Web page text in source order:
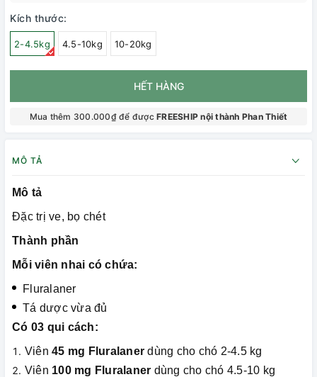
Kích thước:
2-4.5kg 4.5-10kg 10-20kg
HẾT HÀNG
Mua thêm 300.000₫ để đượcFREESHIP nội thành Phan Thiết
MÔ TẢ
Mô tả
Đặc trị ve, bọ chét
Thành phần
Mỗi viên nhai có chứa:
Fluralaner
Tá dược vừa đủ
Có 03 qui cách:
Viên 45 mg Fluralaner dùng cho chó 2-4.5 kg
Viên 100 mg Fluralaner dùng cho chó 4.5-10 kg